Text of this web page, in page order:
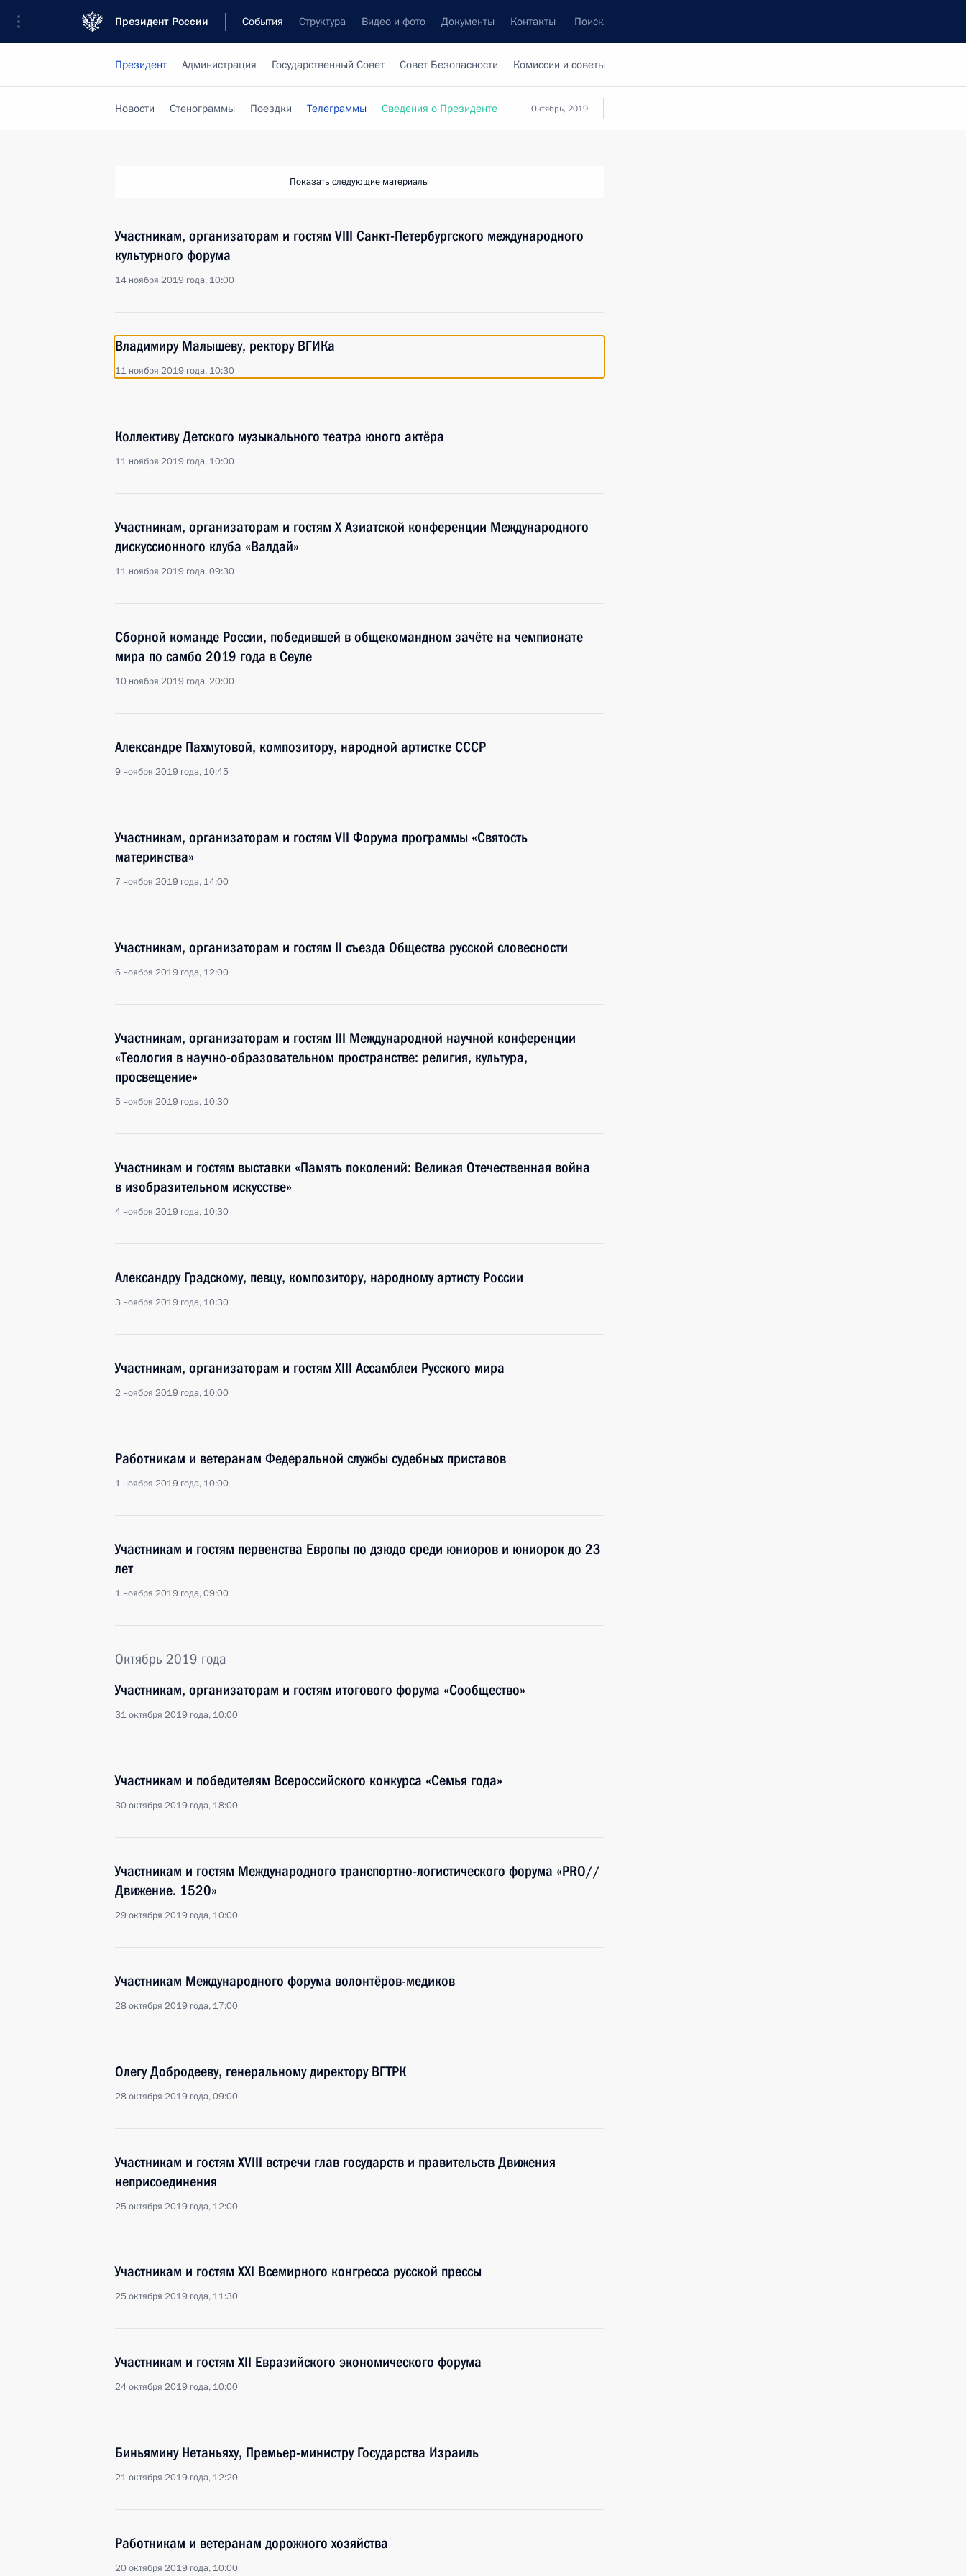
Президент России События Структура Видео и фото Документы Контакты Поиск
Президент Администрация Государственный Совет Совет Безопасности Комиссии и советы
октябрь, 2019
Новости Стенограммы Поездки Телеграммы Сведения о Президенте
Показать следующие материалы
Участникам, организаторам и гостям VIII Санкт-Петербургского международного
культурного форума
14 ноября 2019 года, 10:00
Владимиру Малышеву, ректору ВГИКа
11 ноября 2019 года, 10:30
Коллективу Детского музыкального театра юного актёра
11 ноября 2019 года, 10:00
Участникам, организаторам и гостям X Азиатской конференции Международного
дискуссионного клуба «Валдай»
11 ноября 2019 года, 09:30
Сборной команде России, победившей в общекомандном зачёте на чемпионате
мира по самбо 2019 года в Сеуле
10 ноября 2019 года, 20:00
Александре Пахмутовой, композитору, народной артистке СССР
9 ноября 2019 года, 10:45
Участникам, организаторам и гостям VII Форума программы «Святость
материнства»
7 ноября 2019 года, 14:00
Участникам, организаторам и гостям II съезда Общества русской словесности
6 ноября 2019 года, 12:00
Участникам, организаторам и гостям III Международной научной конференции
«Теология в научно-образовательном пространстве: религия, культура,
просвещение»
5 ноября 2019 года, 10:30
Участникам и гостям выставки «Память поколений: Великая Отечественная война
в изобразительном искусстве»
4 ноября 2019 года, 10:30
Александру Градскому, певцу, композитору, народному артисту России
3 ноября 2019 года, 10:30
Участникам, организаторам и гостям XIII Ассамблеи Русского мира
2 ноября 2019 года, 10:00
Работникам и ветеранам Федеральной службы судебных приставов
1 ноября 2019 года, 10:00
Участникам и гостям первенства Европы по дзюдо среди юниоров и юниорок до 23
лет
1 ноября 2019 года, 09:00
Октябрь 2019 года
Участникам, организаторам и гостям итогового форума «Сообщество»
31 октября 2019 года, 10:00
Участникам и победителям Всероссийского конкурса «Семья года»
30 октября 2019 года, 18:00
Участникам и гостям Международного транспортно-логистического форума «PRO//
Движение. 1520»
29 октября 2019 года, 10:00
Участникам Международного форума волонтёров-медиков
28 октября 2019 года, 17:00
Олегу Добродееву, генеральному директору ВГТРК
28 октября 2019 года, 09:00
Участникам и гостям XVIII встречи глав государств и правительств Движения
неприсоединения
25 октября 2019 года, 12:00
Участникам и гостям XXI Всемирного конгресса русской прессы
25 октября 2019 года, 11:30
Участникам и гостям XII Евразийского экономического форума
24 октября 2019 года, 10:00
Биньямину Нетаньяху, Премьер-министру Государства Израиль
21 октября 2019 года, 12:20
Работникам и ветеранам дорожного хозяйства
20 октября 2019 года, 10:00